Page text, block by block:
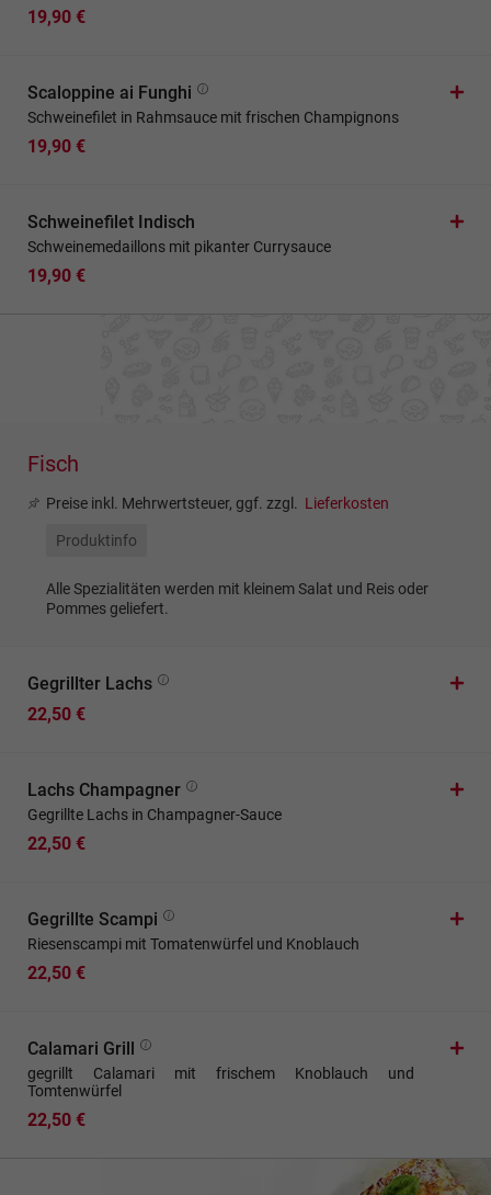
19,90 €
Scaloppine ai Funghi
Schweinefilet in Rahmsauce mit frischen Champignons
19,90 €
Schweinefilet Indisch
Schweinemedaillons mit pikanter Currysauce
19,90 €
Fisch
Preise inkl. Mehrwertsteuer, ggf. zzgl. Lieferkosten
Produktinfo
Alle Spezialitäten werden mit kleinem Salat und Reis oder
Pommes geliefert.
Gegrillter Lachs
22,50 €
Lachs Champagner
Gegrillte Lachs in Champagner-Sauce
22,50 €
Gegrillte Scampi
Riesenscampi mit Tomatenwürfel und Knoblauch
22,50 €
Calamari Grill
gegrillt Calamari mit frischem Knoblauch und
Tomtenwürfel
22,50 €